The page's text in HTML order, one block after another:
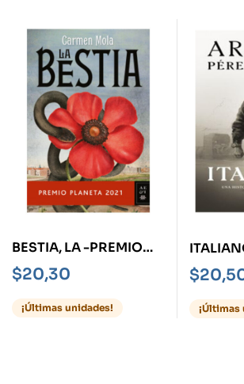
BESTIA, LA -PREMIO
PLANETA 2021-
$20,30
¡Últimas unidades!
MAR Y
$
¡Últimas